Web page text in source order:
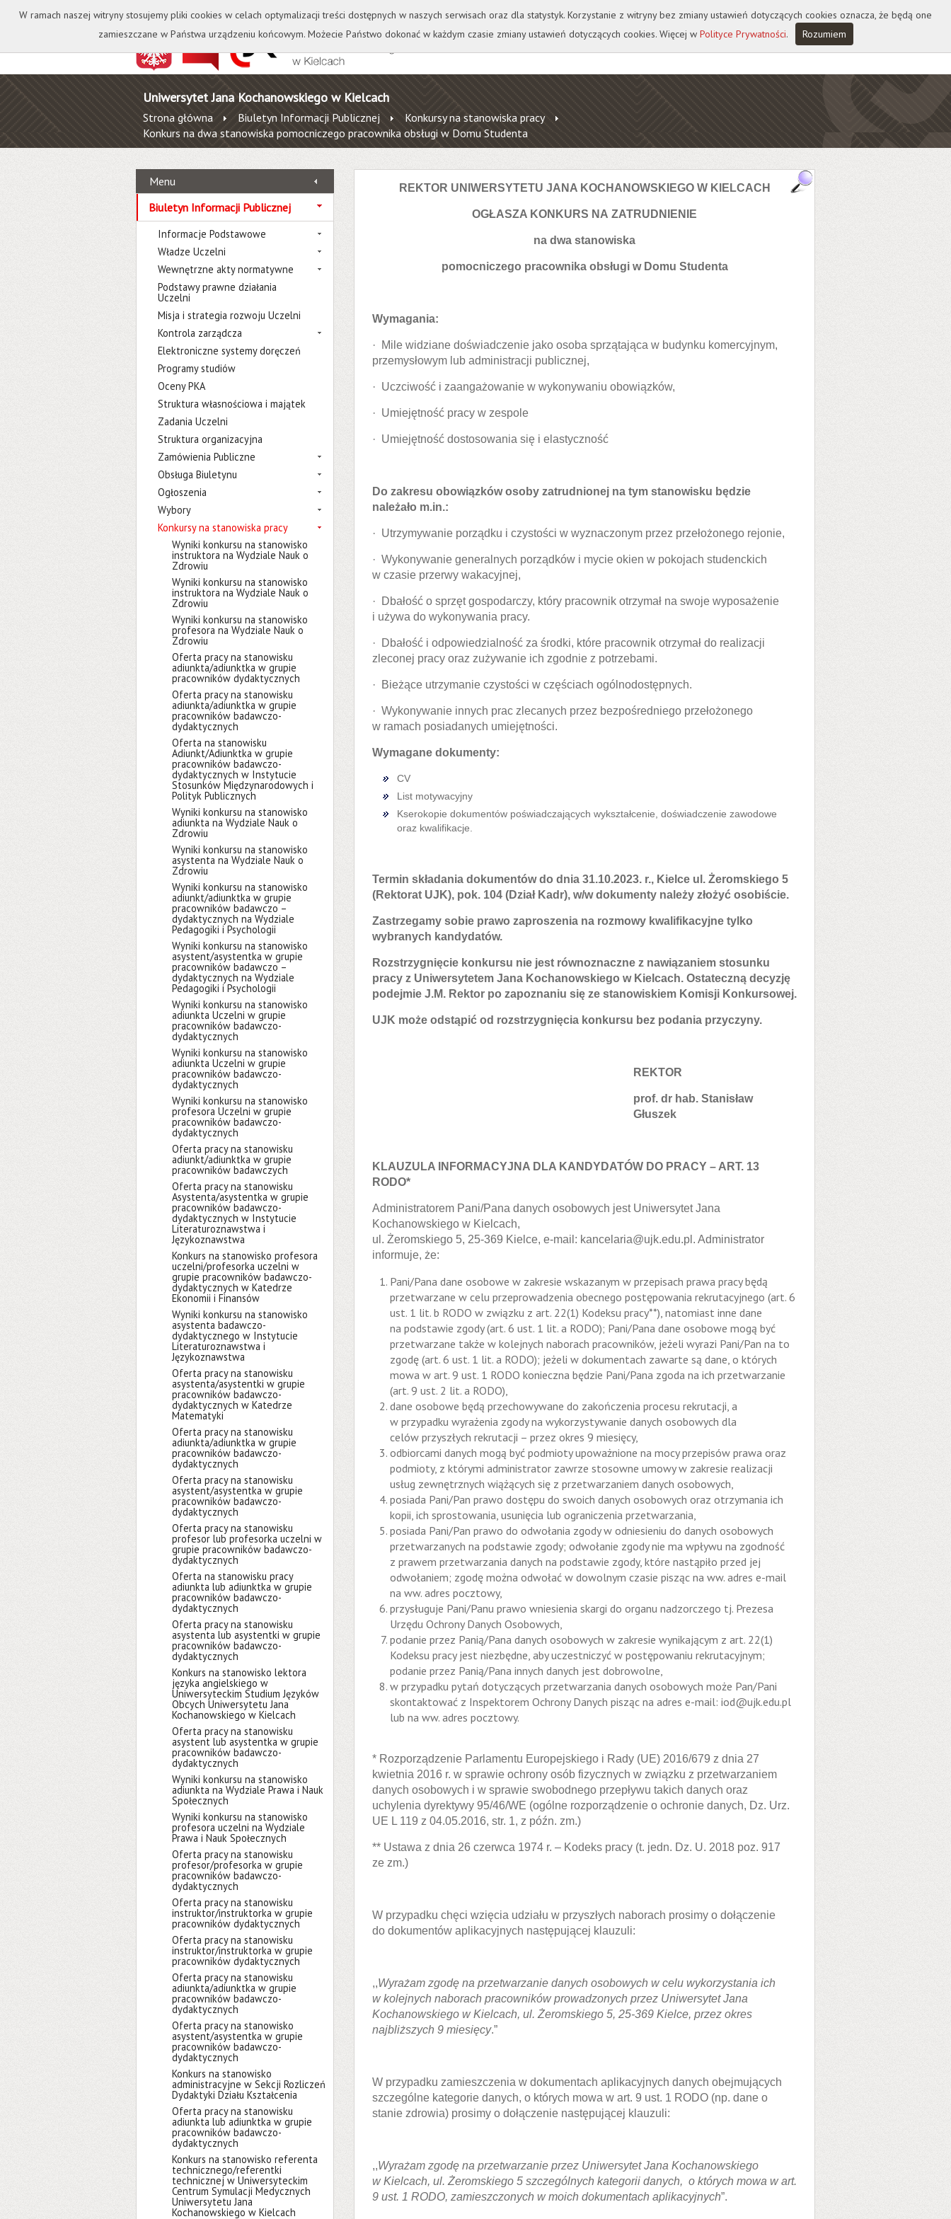
Kontakt Biblioteka Wydawnictwo Wirtualna Uczelnia A A A A
Uniwersytet Jana Kochanowskiego w Kielcach
Strona główna Biuletyn Informacji Publicznej
Konkursy na stanowiska pracy
Konkurs na dwa stanowiska pomocniczego pracownika obsługi w Domu Studenta
Menu
Biuletyn Informacji Publicznej
Informacje Podstawowe
Władze Uczelni
Wewnętrzne akty normatywne
Podstawy prawne działania
Uczelni
Misja i strategia rozwoju Uczelni
Kontrola zarządcza
Elektroniczne systemy doręczeń
Programy studiów
Oceny PKA
Struktura własnościowa i majątek
Zadania Uczelni
Struktura organizacyjna
Zamówienia Publiczne
Obsługa Biuletynu
Ogłoszenia
Wybory
Konkursy na stanowiska pracy
Wyniki konkursu na stanowisko
instruktora na Wydziale Nauk o
Zdrowiu
Wyniki konkursu na stanowisko
instruktora na Wydziale Nauk o
Zdrowiu
Wyniki konkursu na stanowisko
profesora na Wydziale Nauk o
Zdrowiu
Oferta pracy na stanowisku
adiunkta/adiunktka w grupie
pracowników dydaktycznych
Oferta pracy na stanowisku
adiunkta/adiunktka w grupie
pracowników badawczo-
dydaktycznych
Oferta na stanowisku
Adiunkt/Adiunktka w grupie
pracowników badawczo-
dydaktycznych w Instytucie
Stosunków Międzynarodowych i
Polityk Publicznych
Wyniki konkursu na stanowisko
adiunkta na Wydziale Nauk o
Zdrowiu
Wyniki konkursu na stanowisko
asystenta na Wydziale Nauk o
Zdrowiu
Wyniki konkursu na stanowisko
adiunkt/adiunktka w grupie
pracowników badawczo –
dydaktycznych na Wydziale
Pedagogiki i Psychologii
Wyniki konkursu na stanowisko
asystent/asystentka w grupie
pracowników badawczo –
dydaktycznych na Wydziale
Pedagogiki i Psychologii
Wyniki konkursu na stanowisko
adiunkta Uczelni w grupie
pracowników badawczo-
dydaktycznych
Wyniki konkursu na stanowisko
adiunkta Uczelni w grupie
pracowników badawczo-
dydaktycznych
Wyniki konkursu na stanowisko
profesora Uczelni w grupie
pracowników badawczo-
dydaktycznych
Oferta pracy na stanowisku
adiunkt/adiunktka w grupie
pracowników badawczych
Oferta pracy na stanowisku
Asystenta/asystentka w grupie
pracowników badawczo-
dydaktycznych w Instytucie
Literaturoznawstwa i
Językoznawstwa
Konkurs na stanowisko profesora
uczelni/profesorka uczelni w
grupie pracowników badawczo-
dydaktycznych w Katedrze
Ekonomii i Finansów
Wyniki konkursu na stanowisko
asystenta badawczo-
dydaktycznego w Instytucie
Literaturoznawstwa i
Językoznawstwa
Oferta pracy na stanowisku
asystenta/asystentki w grupie
pracowników badawczo-
dydaktycznych w Katedrze
Matematyki
Oferta pracy na stanowisku
adiunkta/adiunktka w grupie
pracowników badawczo-
dydaktycznych
Oferta pracy na stanowisku
asystent/asystentka w grupie
pracowników badawczo-
dydaktycznych
Oferta pracy na stanowisku
profesor lub profesorka uczelni w
grupie pracowników badawczo-
dydaktycznych
Oferta na stanowisku pracy
adiunkta lub adiunktka w grupie
pracowników badawczo-
dydaktycznych
Oferta pracy na stanowisku
asystenta lub asystentki w grupie
pracowników badawczo-
dydaktycznych
Konkurs na stanowisko lektora
języka angielskiego w
Uniwersyteckim Studium Języków
Obcych Uniwersytetu Jana
Kochanowskiego w Kielcach
Oferta pracy na stanowisku
asystent lub asystentka w grupie
pracowników badawczo-
dydaktycznych
Wyniki konkursu na stanowisko
adiunkta na Wydziale Prawa i Nauk
Społecznych
Wyniki konkursu na stanowisko
profesora uczelni na Wydziale
Prawa i Nauk Społecznych
Oferta pracy na stanowisku
profesor/profesorka w grupie
pracowników badawczo-
dydaktycznych
Oferta pracy na stanowisku
instruktor/instruktorka w grupie
pracowników dydaktycznych
Oferta pracy na stanowisku
instruktor/instruktorka w grupie
pracowników dydaktycznych
Oferta pracy na stanowisku
adiunkta/adiunktka w grupie
pracowników badawczo-
dydaktycznych
Oferta pracy na stanowisko
asystent/asystentka w grupie
pracowników badawczo-
dydaktycznych
Konkurs na stanowisko
administracyjne w Sekcji Rozliczeń
Dydaktyki Działu Kształcenia
Oferta pracy na stanowisku
adiunkta lub adiunktka w grupie
pracowników badawczo-
dydaktycznych
Konkurs na stanowisko referenta
technicznego/referentki
technicznej w Uniwersyteckim
Centrum Symulacji Medycznych
Uniwersytetu Jana
Kochanowskiego w Kielcach
REKTOR UNIWERSYTETU JANA KOCHANOWSKIEGO W KIELCACH
OGŁASZA KONKURS NA ZATRUDNIENIE
na dwa stanowiska
pomocniczego pracownika obsługi w Domu Studenta
Wymagania:
· Mile widziane doświadczenie jako osoba sprzątająca w budynku komercyjnym,
przemysłowym lub administracji publicznej,
· Uczciwość i zaangażowanie w wykonywaniu obowiązków,
· Umiejętność pracy w zespole
· Umiejętność dostosowania się i elastyczność
Do zakresu obowiązków osoby zatrudnionej na tym stanowisku będzie
należało m.in.:
· Utrzymywanie porządku i czystości w wyznaczonym przez przełożonego rejonie,
· Wykonywanie generalnych porządków i mycie okien w pokojach studenckich
w czasie przerwy wakacyjnej,
· Dbałość o sprzęt gospodarczy, który pracownik otrzymał na swoje wyposażenie
i używa do wykonywania pracy.
· Dbałość i odpowiedzialność za środki, które pracownik otrzymał do realizacji
zleconej pracy oraz zużywanie ich zgodnie z potrzebami.
· Bieżące utrzymanie czystości w częściach ogólnodostępnych.
· Wykonywanie innych prac zlecanych przez bezpośredniego przełożonego
w ramach posiadanych umiejętności.
Wymagane dokumenty:
CV
List motywacyjny
Kserokopie dokumentów poświadczających wykształcenie, doświadczenie zawodowe
oraz kwalifikacje.
Termin składania dokumentów do dnia 31.10.2023. r., Kielce ul. Żeromskiego 5
(Rektorat UJK), pok. 104 (Dział Kadr), w/w dokumenty należy złożyć osobiście.
Zastrzegamy sobie prawo zaproszenia na rozmowy kwalifikacyjne tylko
wybranych kandydatów.
Rozstrzygnięcie konkursu nie jest równoznaczne z nawiązaniem stosunku
pracy z Uniwersytetem Jana Kochanowskiego w Kielcach. Ostateczną decyzję
podejmie J.M. Rektor po zapoznaniu się ze stanowiskiem Komisji Konkursowej.
UJK może odstąpić od rozstrzygnięcia konkursu bez podania przyczyny.
REKTOR
prof. dr hab. Stanisław
Głuszek
KLAUZULA INFORMACYJNA DLA KANDYDATÓW DO PRACY – ART. 13
RODO*
Administratorem Pani/Pana danych osobowych jest Uniwersytet Jana
Kochanowskiego w Kielcach,
ul. Żeromskiego 5, 25-369 Kielce, e-mail: kancelaria@ujk.edu.pl. Administrator
informuje, że:
Pani/Pana dane osobowe w zakresie wskazanym w przepisach prawa pracy będą
przetwarzane w celu przeprowadzenia obecnego postępowania rekrutacyjnego (art. 6
ust. 1 lit. b RODO w związku z art. 22(1) Kodeksu pracy**), natomiast inne dane
na podstawie zgody (art. 6 ust. 1 lit. a RODO); Pani/Pana dane osobowe mogą być
przetwarzane także w kolejnych naborach pracowników, jeżeli wyrazi Pani/Pan na to
zgodę (art. 6 ust. 1 lit. a RODO); jeżeli w dokumentach zawarte są dane, o których
mowa w art. 9 ust. 1 RODO konieczna będzie Pani/Pana zgoda na ich przetwarzanie
(art. 9 ust. 2 lit. a RODO),
dane osobowe będą przechowywane do zakończenia procesu rekrutacji, a
w przypadku wyrażenia zgody na wykorzystywanie danych osobowych dla
celów przyszłych rekrutacji – przez okres 9 miesięcy,
odbiorcami danych mogą być podmioty upoważnione na mocy przepisów prawa oraz
podmioty, z którymi administrator zawrze stosowne umowy w zakresie realizacji
usług zewnętrznych wiążących się z przetwarzaniem danych osobowych,
posiada Pani/Pan prawo dostępu do swoich danych osobowych oraz otrzymania ich
kopii, ich sprostowania, usunięcia lub ograniczenia przetwarzania,
posiada Pani/Pan prawo do odwołania zgody w odniesieniu do danych osobowych
przetwarzanych na podstawie zgody; odwołanie zgody nie ma wpływu na zgodność
z prawem przetwarzania danych na podstawie zgody, które nastąpiło przed jej
odwołaniem; zgodę można odwołać w dowolnym czasie pisząc na ww. adres e-mail
na ww. adres pocztowy,
przysługuje Pani/Panu prawo wniesienia skargi do organu nadzorczego tj. Prezesa
Urzędu Ochrony Danych Osobowych,
podanie przez Panią/Pana danych osobowych w zakresie wynikającym z art. 22(1)
Kodeksu pracy jest niezbędne, aby uczestniczyć w postępowaniu rekrutacyjnym;
podanie przez Panią/Pana innych danych jest dobrowolne,
w przypadku pytań dotyczących przetwarzania danych osobowych może Pan/Pani
skontaktować z Inspektorem Ochrony Danych pisząc na adres e-mail: iod@ujk.edu.pl
lub na ww. adres pocztowy.
* Rozporządzenie Parlamentu Europejskiego i Rady (UE) 2016/679 z dnia 27
kwietnia 2016 r. w sprawie ochrony osób fizycznych w związku z przetwarzaniem
danych osobowych i w sprawie swobodnego przepływu takich danych oraz
uchylenia dyrektywy 95/46/WE (ogólne rozporządzenie o ochronie danych, Dz. Urz.
UE L 119 z 04.05.2016, str. 1, z późn. zm.)
** Ustawa z dnia 26 czerwca 1974 r. – Kodeks pracy (t. jedn. Dz. U. 2018 poz. 917
ze zm.)
W przypadku chęci wzięcia udziału w przyszłych naborach prosimy o dołączenie
do dokumentów aplikacyjnych następującej klauzuli:
,,Wyrażam zgodę na przetwarzanie danych osobowych w celu wykorzystania ich
w kolejnych naborach pracowników prowadzonych przez Uniwersytet Jana
Kochanowskiego w Kielcach, ul. Żeromskiego 5, 25-369 Kielce, przez okres
najbliższych 9 miesięcy.”
W przypadku zamieszczenia w dokumentach aplikacyjnych danych obejmujących
szczególne kategorie danych, o których mowa w art. 9 ust. 1 RODO (np. dane o
stanie zdrowia) prosimy o dołączenie następującej klauzuli:
,,Wyrażam zgodę na przetwarzanie przez Uniwersytet Jana Kochanowskiego
w Kielcach, ul. Żeromskiego 5 szczególnych kategorii danych, o których mowa w art.
9 ust. 1 RODO, zamieszczonych w moich dokumentach aplikacyjnych”.
W ramach naszej witryny stosujemy pliki cookies w celach optymalizacji treści dostępnych w naszych serwisach oraz dla statystyk. Korzystanie z witryny bez zmiany ustawień dotyczących cookies oznacza, że będą one
zamieszczane w Państwa urządzeniu końcowym. Możecie Państwo dokonać w każdym czasie zmiany ustawień dotyczących cookies. Więcej w Polityce Prywatności. Rozumiem